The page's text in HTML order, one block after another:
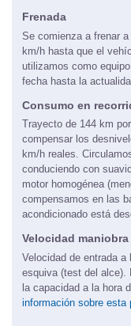
Frenada
Se comienza a frenar
km/h hasta que el
utilizamos como
fecha hasta la
Consumo en
Trayecto de 144 km
compensar los
km/h reales.
conduciendo con
motor homogénea
compensamos en las
acondicionado está
Velocidad
Velocidad de entrada
esquiva (test del alce).
la capacidad a la hora
información sobre esta